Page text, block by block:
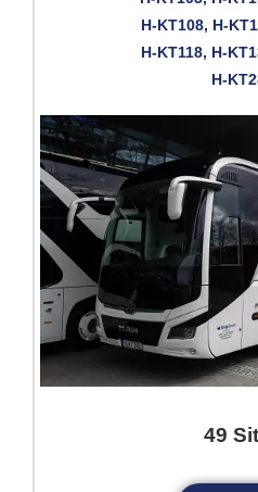
H-KT108, H-
H-KT118, H-
H-
49